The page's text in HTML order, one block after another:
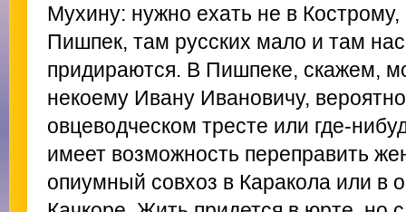
Мухину: нужно ехать не в
Пишпек, там русских мало и там
придираются. В Пишпеке, скажем,
некоему Ивану Ивановичу,
овцеводческом тресте или где-
имеет возможность переправить
опиумный совхоз в Каракола или в